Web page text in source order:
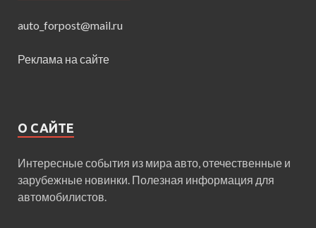
auto_forpost@mail.ru
Реклама на сайте
О САЙТЕ
Интересные события из мира авто, отечественные и
зарубежные новинки. Полезная информация для
автомобилистов.